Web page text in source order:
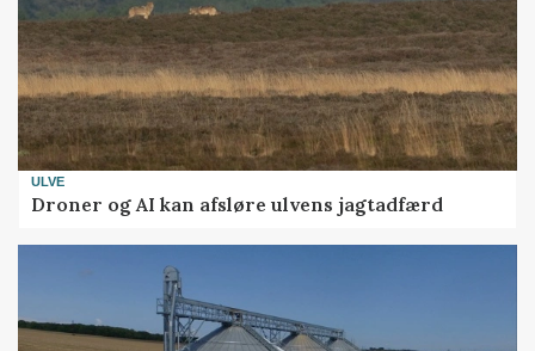
ULVE
Droner og AI kan afsløre ulvens jagtadfærd